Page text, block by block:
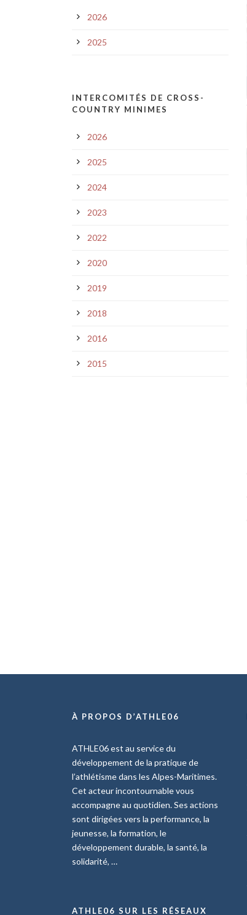
2026
2025
INTERCOMITÉS DE CROSS-
COUNTRY MINIMES
2026
2025
2024
2023
2022
2020
2019
2018
2016
2015
À PROPOS D’ATHLE06
ATHLE06 est au service du
développement de la pratique de
l’athlétisme dans les Alpes-Maritimes.
Cet acteur incontournable vous
accompagne au quotidien. Ses actions
sont dirigées vers la performance, la
jeunesse, la formation, le
développement durable, la santé, la
solidarité, …
ATHLE06 SUR LES RÉSEAUX